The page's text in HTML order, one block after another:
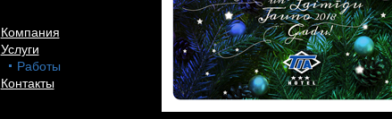
Компания
Услуги
Работы
Контакты